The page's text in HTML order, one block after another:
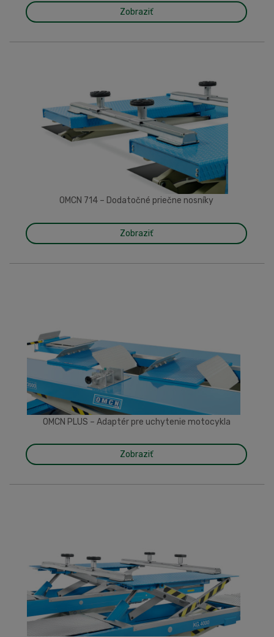
Zobraziť
OMCN 714 – Dodatočné priečne nosníky
Zobraziť
OMCN PLUS – Adaptér pre uchytenie motocykla
Zobraziť